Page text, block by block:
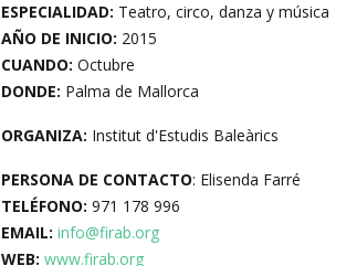
ESPECIALIDAD: Teatro, circo, danza y música
AÑO DE INICIO: 2015
CUANDO: Octubre
DONDE: Palma de Mallorca
ORGANIZA: Institut d'Estudis Baleàrics
PERSONA DE CONTACTO: Elisenda Farré
TELÉFONO: 971 178 996
EMAIL: info@firab.org
WEB: www.firab.org